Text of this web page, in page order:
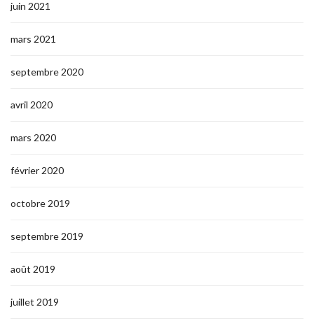
juin 2021
mars 2021
septembre 2020
avril 2020
mars 2020
février 2020
octobre 2019
septembre 2019
août 2019
juillet 2019